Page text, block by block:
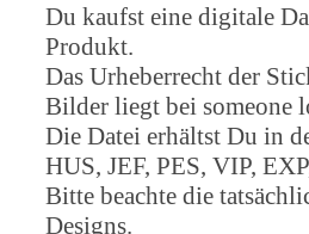
Du kaufst eine digitale
Produkt.
Das Urheberrecht der
Bilder liegt bei someone
Die Datei erhältst Du in
HUS, JEF, PES, VIP,
Bitte beachte die
Designs.